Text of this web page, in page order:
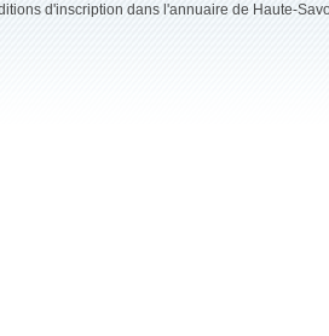
d'inscription dans l'annuaire de Haute-